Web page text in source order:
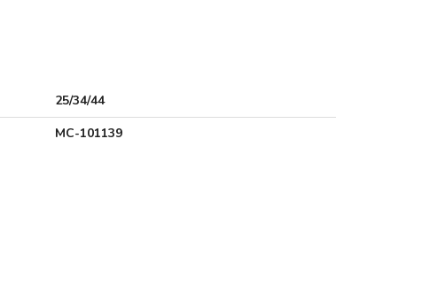
25/34/44
MC-101139